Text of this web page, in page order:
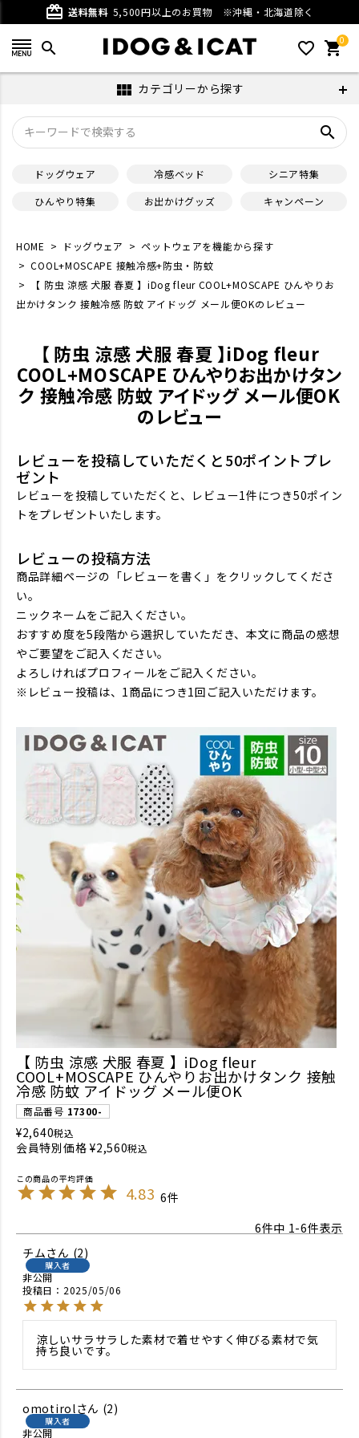
card_giftcard 送料無料 5,500円以上のお買物 ※沖縄・北海道除く
search favorite_outline 0
shopping_cart
view_module カテゴリーから探す
search
ドッグウェア 冷感ベッド
シニア特集
ひんやり特集
お出かけグッズ キャンペーン
HOME ドッグウェア
ペットウェアを機能から探す
COOL+MOSCAPE 接触冷感+防虫・防蚊
【 防虫 涼感 犬服 春夏 】iDog fleur COOL+MOSCAPE ひんやりお
出かけタンク 接触冷感 防蚊 アイドッグ メール便OKのレビュー
【 防虫 涼感 犬服 春夏 】iDog fleur
COOL+MOSCAPE ひんやりお出かけタン
ク 接触冷感 防蚊 アイドッグ メール便OK
のレビュー
レビューを投稿していただくと50ポイントプレ
ゼント
レビューを投稿していただくと、レビュー1件につき50ポイン
トをプレゼントいたします。
レビューの投稿方法
商品詳細ページの「レビューを書く」をクリックしてくださ
い。
ニックネームをご記入ください。
おすすめ度を5段階から選択していただき、本文に商品の感想
やご要望をご記入ください。
よろしければプロフィールをご記入ください。
※レビュー投稿は、1商品につき1回ご記入いただけます。
【 防虫 涼感 犬服 春夏 】iDog fleur
COOL+MOSCAPE ひんやりお出かけタンク 接触
冷感 防蚊 アイドッグ メール便OK
商品番号 17300-
¥2,640税込
会員特別価格 ¥2,560税込
4.83 6
6件中 1-6件表示
チム
2
購入者
非公開
投稿日
2025/05/06
涼しいサラサラした素材で着せやすく伸びる素材で気
持ち良いです。
omotirol 2
購入者
非公開